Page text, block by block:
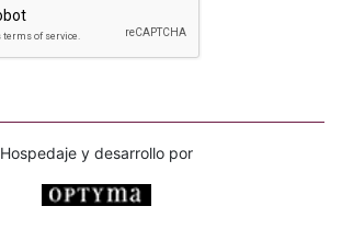
Hospedaje y desarrollo por